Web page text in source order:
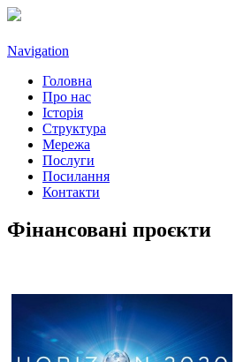
Navigation
Головна
Про нас
Історія
Структура
Мережа
Послуги
Посилання
Контакти
Фінансовані проєкти